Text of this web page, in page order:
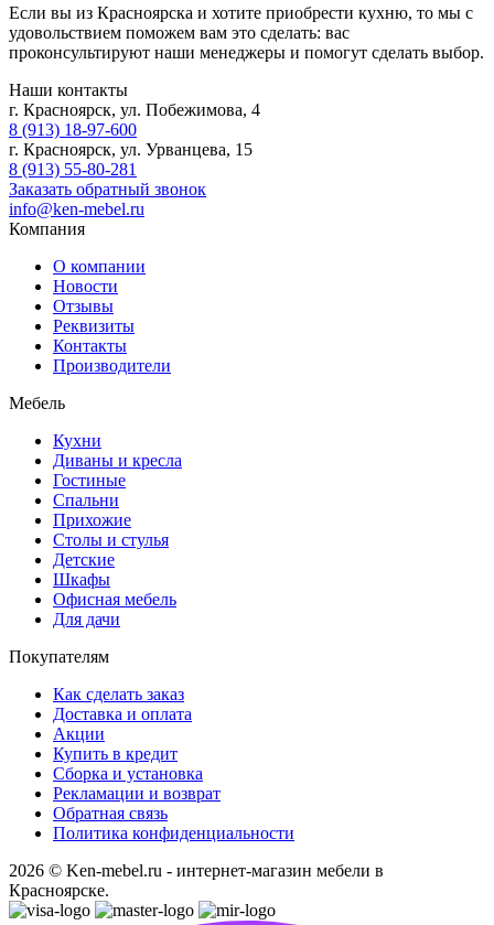
Если вы из Красноярска и хотите приобрести кухню, то мы с
удовольствием поможем вам это сделать: вас
проконсультируют наши менеджеры и помогут сделать выбор.
Наши контакты
г. Красноярск, ул. Побежимова, 4
8 (913) 18-97-600
г. Красноярск, ул. Урванцева, 15
8 (913) 55-80-281
Заказать обратный звонок
info@ken-mebel.ru
Компания
О компании
Новости
Отзывы
Реквизиты
Контакты
Производители
Мебель
Кухни
Диваны и кресла
Гостиные
Спальни
Прихожие
Столы и стулья
Детские
Шкафы
Офисная мебель
Для дачи
Покупателям
Как сделать заказ
Доставка и оплата
Акции
Купить в кредит
Сборка и установка
Рекламации и возврат
Обратная связь
Политика конфиденциальности
2026 © Ken-mebel.ru - интернет-магазин мебели в
Красноярске.